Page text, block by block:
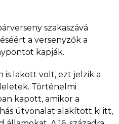
szakaszává
a versenyzők a
kapják.
is lakott volt, ezt jelzik a
Történelmi
kapott, amikor a
útvonalat alakított ki itt,